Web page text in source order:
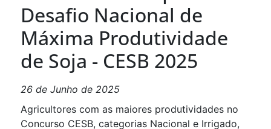
Desafio Nacional de
Máxima Produtividade
de Soja - CESB 2025
26 de Junho de 2025
Agricultores com as maiores produtividades no
Concurso CESB, categorias Nacional e Irrigado,